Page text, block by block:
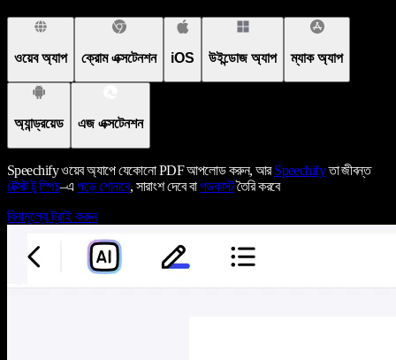
ওয়েব অ্যাপ ক্রোম এক্সটেনশন iOS উইন্ডোজ অ্যাপ ম্যাক অ্যাপ
অ্যান্ড্রয়েড এজ এক্সটেনশন
Speechify ওয়েব অ্যাপে যেকোনো PDF আপলোড করুন, আরSpeechifyতা জীবন্ত
টেক্সট টু স্পিচ–এপড়ে শোনাবে, সারাংশ দেবে বাপডকাস্টতৈরি করবে
বিনামূল্যে ট্রাই করুন